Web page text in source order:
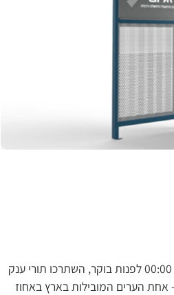
לאורך כל יום ראשון השבוע, עד לשעה 00:00 לפנות בוקר, השתרכו תורי ענק
אחת הערים המובילות בארץ באחוז